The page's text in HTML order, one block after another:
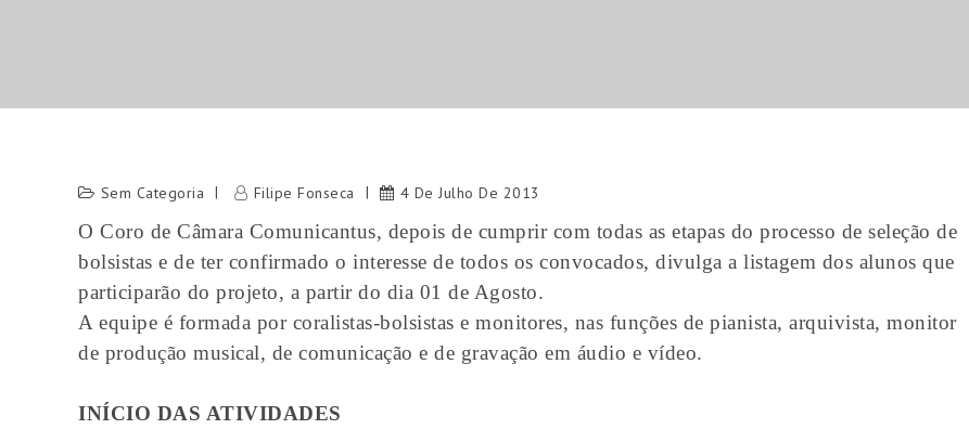
Sem Categoria Filipe Fonseca 4 De Julho De 2013
O Coro de Câmara Comunicantus, depois de cumprir com todas as etapas do processo de seleção de
bolsistas e de ter confirmado o interesse de todos os convocados, divulga a listagem dos alunos que
participarão do projeto, a partir do dia 01 de Agosto.
A equipe é formada por coralistas-bolsistas e monitores, nas funções de pianista, arquivista, monitor
de produção musical, de comunicação e de gravação em áudio e vídeo.
INÍCIO DAS ATIVIDADES